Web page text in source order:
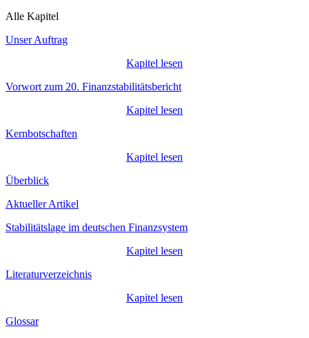
Alle Kapitel
Unser Auftrag
Kapitel lesen
Vorwort zum 20. Finanzstabilitätsbericht
Kapitel lesen
Kernbotschaften
Kapitel lesen
Überblick
Aktueller Artikel
Stabilitätslage im deutschen Finanzsystem
Kapitel lesen
Literaturverzeichnis
Kapitel lesen
Glossar